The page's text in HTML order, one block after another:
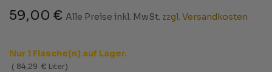
59,00 € Alle Preise inkl. MwSt. zzgl. Versandkosten
Nur 1 Flasche(n) auf Lager.
( 84,29 € Liter)